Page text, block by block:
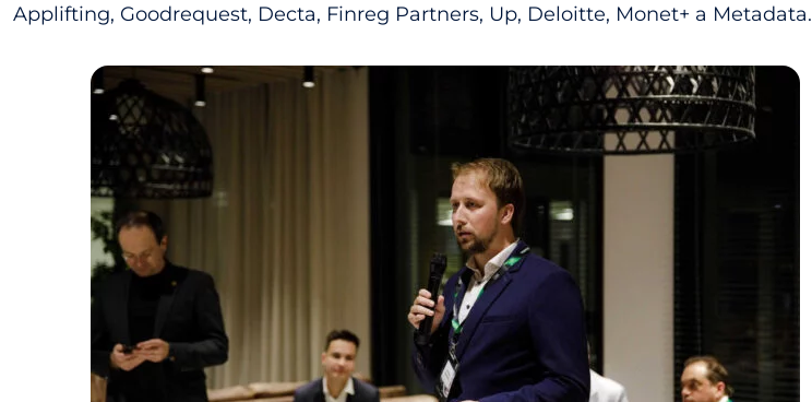
Applifting, Goodrequest, Decta, Finreg Partners, Up, Deloitte, Monet+ a Metadata.